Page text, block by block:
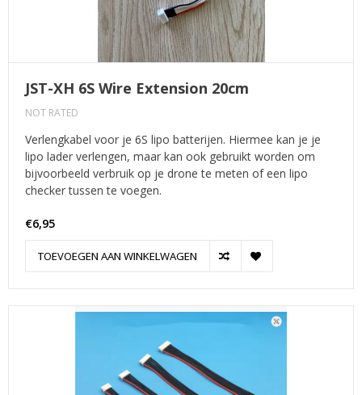
JST-XH 6S Wire Extension 20cm
NOT RATED
Verlengkabel voor je 6S lipo batterijen. Hiermee kan je je
lipo lader verlengen, maar kan ook gebruikt worden om
bijvoorbeeld verbruik op je drone te meten of een lipo
checker tussen te voegen.
€6,95
TOEVOEGEN AAN WINKELWAGEN